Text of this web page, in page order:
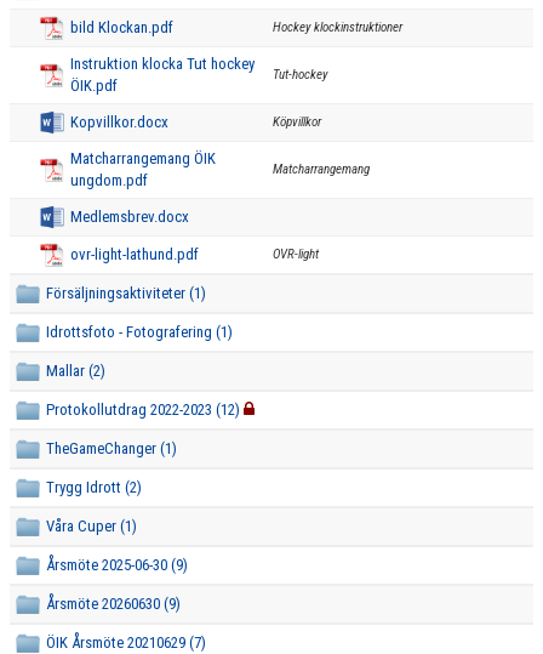
KALENDER
DOKUMENT
LEDARE I VÅRA LAG
ISTIDER
MATCHER
SOMMARHOCKEY
ÖVRIGT
bild Klockan.pdf Hockey klockinstruktioner
Instruktion klocka Tut hockey
ÖIK.pdf
Tut-hockey
Kopvillkor.docx Köpvillkor
Matcharrangemang ÖIK
ungdom.pdf
Matcharrangemang
Medlemsbrev.docx
ovr-light-lathund.pdf OVR-light
Försäljningsaktiviteter (1)
Idrottsfoto - Fotografering (1)
Mallar (2)
Protokollutdrag 2022-2023 (12)
TheGameChanger (1)
Trygg Idrott (2)
Våra Cuper (1)
Årsmöte 2025-06-30 (9)
Årsmöte 20260630 (9)
ÖIK Årsmöte 20210629 (7)